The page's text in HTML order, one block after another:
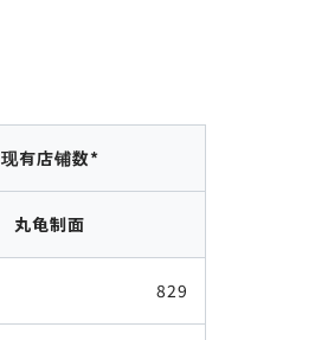
现有店铺数*
丸龟制面
829